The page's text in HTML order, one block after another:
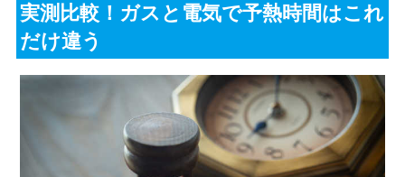
実測比較！ガスと電気で予熱時間はこれ
だけ違う